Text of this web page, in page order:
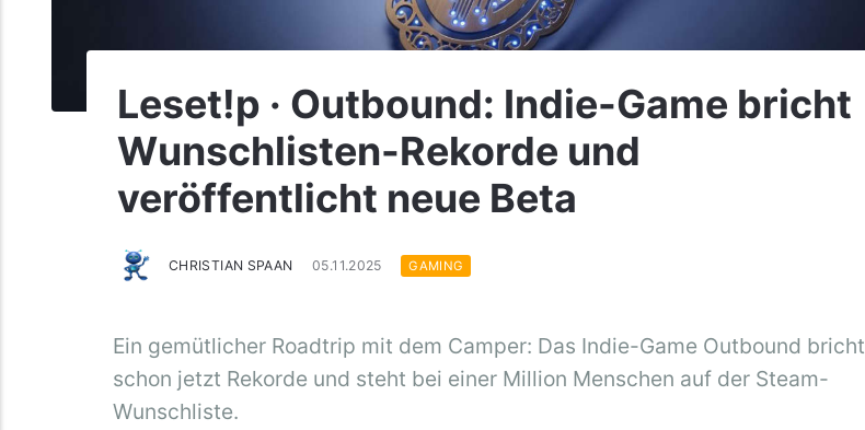
Leset!p · Outbound: Indie-Game bricht
Wunschlisten-Rekorde und
veröffentlicht neue Beta
CHRISTIAN SPAAN 05.11.2025 GAMING
Ein gemütlicher Roadtrip mit dem Camper: Das Indie-Game Outbound bricht
schon jetzt Rekorde und steht bei einer Million Menschen auf der Steam-
Wunschliste.